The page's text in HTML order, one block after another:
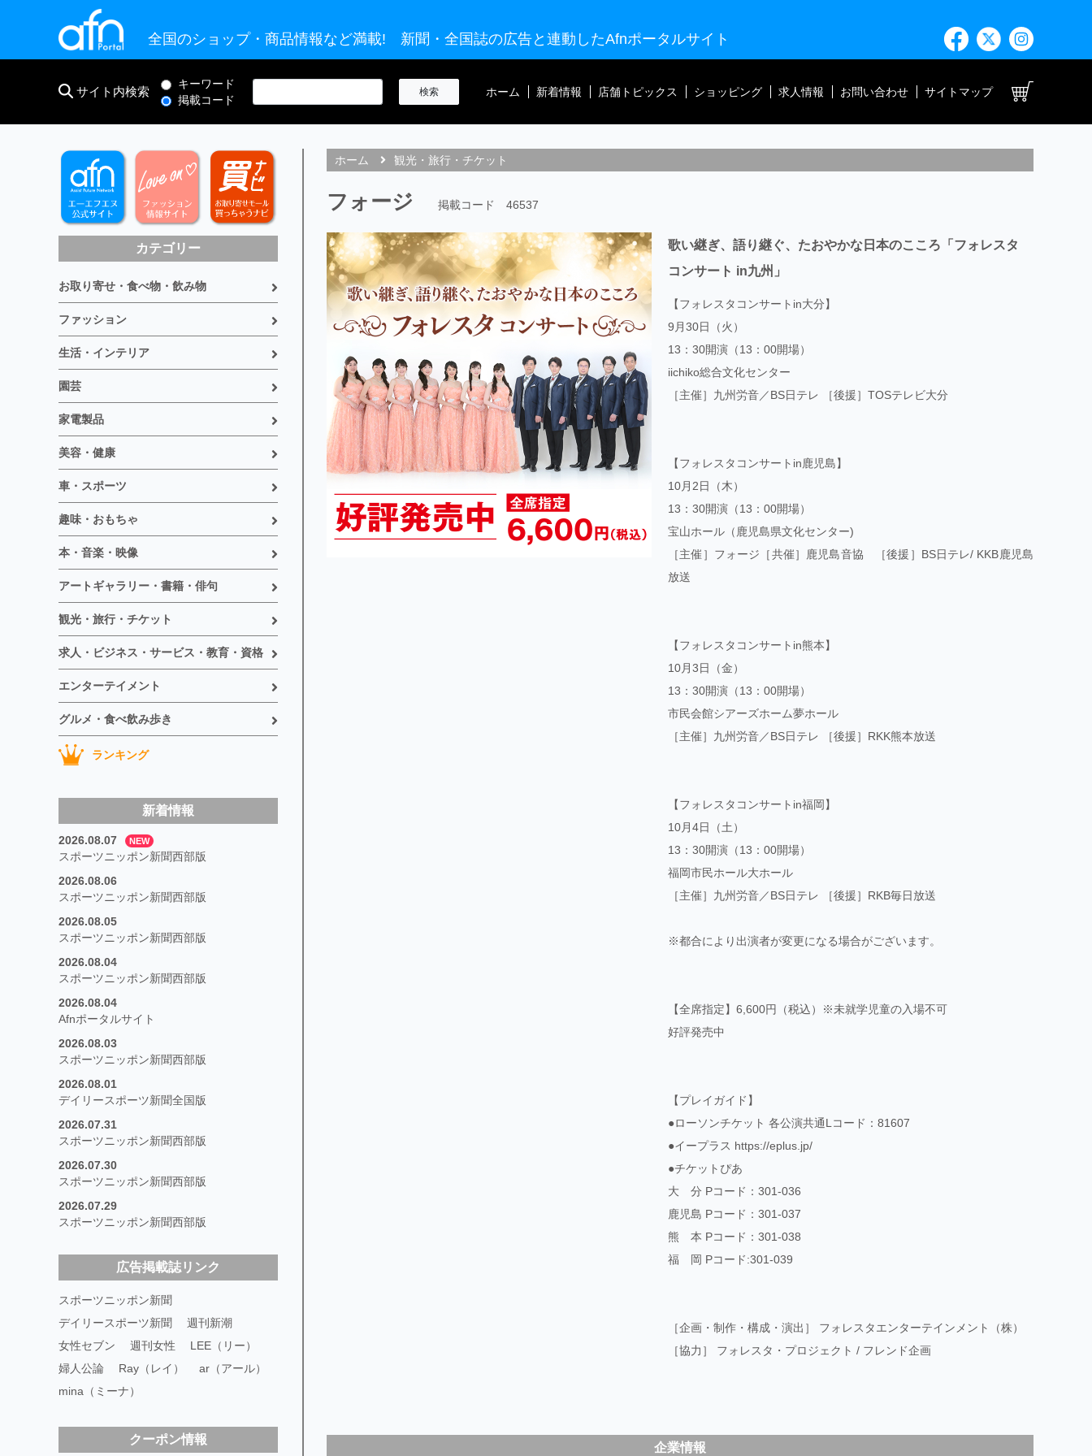
全国のショップ・商品情報など満載! 新聞・全国誌の広告と連動したAfnポータルサイト
サイト内検索
キーワード
掲載コード
ホーム 新着情報 店舗トピックス ショッピング 求人情報 お問い合わせ サイトマップ
カテゴリー
お取り寄せ・食べ物・飲み物
ファッション
生活・インテリア
園芸
家電製品
美容・健康
車・スポーツ
趣味・おもちゃ
本・音楽・映像
アートギャラリー・書籍・俳句
観光・旅行・チケット
求人・ビジネス・サービス・教育・資格
エンターテイメント
グルメ・食べ飲み歩き
ランキング
新着情報
2026.08.07 NEW
スポーツニッポン新聞西部版
2026.08.06
スポーツニッポン新聞西部版
2026.08.05
スポーツニッポン新聞西部版
2026.08.04
スポーツニッポン新聞西部版
2026.08.04
Afnポータルサイト
2026.08.03
スポーツニッポン新聞西部版
2026.08.01
デイリースポーツ新聞全国版
2026.07.31
スポーツニッポン新聞西部版
2026.07.30
スポーツニッポン新聞西部版
2026.07.29
スポーツニッポン新聞西部版
広告掲載誌リンク
スポーツニッポン新聞
デイリースポーツ新聞
週刊新潮
女性セブン
週刊女性
LEE（リー）
婦人公論
Ray（レイ）
ar（アール）
mina（ミーナ）
クーポン情報
ホーム 観光・旅行・チケット
フォージ 掲載コード 46537
歌い継ぎ、語り継ぐ、たおやかな日本のこころ「フォレスタ
コンサート in九州」
【フォレスタコンサートin大分】
9月30日（火）
13：30開演（13：00開場）
iichiko総合文化センター
［主催］九州労音／BS日テレ ［後援］TOSテレビ大分
【フォレスタコンサートin鹿児島】
10月2日（木）
13：30開演（13：00開場）
宝山ホール（鹿児島県文化センター)
［主催］フォージ［共催］鹿児島音協 ［後援］BS日テレ/ KKB鹿児島
放送
【フォレスタコンサートin熊本】
10月3日（金）
13：30開演（13：00開場）
市民会館シアーズホーム夢ホール
［主催］九州労音／BS日テレ ［後援］RKK熊本放送
【フォレスタコンサートin福岡】
10月4日（土）
13：30開演（13：00開場）
福岡市民ホール大ホール
［主催］九州労音／BS日テレ ［後援］RKB毎日放送
※都合により出演者が変更になる場合がございます。
【全席指定】6,600円（税込）※未就学児童の入場不可
好評発売中
【プレイガイド】
●ローソンチケット 各公演共通Lコード：81607
●イープラス https://eplus.jp/
●チケットぴあ
大 分 Pコード：301-036
鹿児島 Pコード：301-037
熊 本 Pコード：301-038
福 岡 Pコード:301-039
［企画・制作・構成・演出］ フォレスタエンターテインメント（株）
［協力］ フォレスタ・プロジェクト / フレンド企画
企業情報